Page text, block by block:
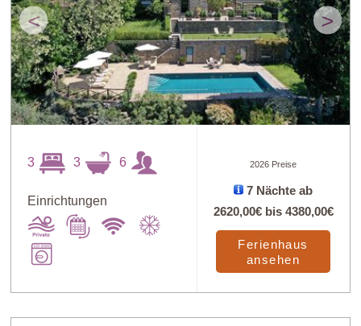
< >
3 3 6
Einrichtungen
2026 Preise
7 Nächte ab
2620,00€bis 4380,00€
Ferienhaus
ansehen